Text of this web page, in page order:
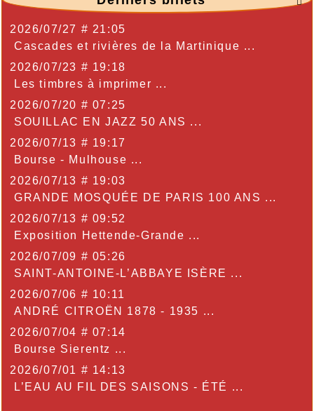
2026/07/27 # 21:05
Cascades et rivières de la Martinique ...
2026/07/23 # 19:18
Les timbres à imprimer ...
2026/07/20 # 07:25
SOUILLAC EN JAZZ 50 ANS ...
2026/07/13 # 19:17
Bourse - Mulhouse ...
2026/07/13 # 19:03
GRANDE MOSQUÉE DE PARIS 100 ANS ...
2026/07/13 # 09:52
Exposition Hettende-Grande ...
2026/07/09 # 05:26
SAINT-ANTOINE-L’ABBAYE ISÈRE ...
2026/07/06 # 10:11
ANDRÉ CITROËN 1878 - 1935 ...
2026/07/04 # 07:14
Bourse Sierentz ...
2026/07/01 # 14:13
L’EAU AU FIL DES SAISONS - ÉTÉ ...